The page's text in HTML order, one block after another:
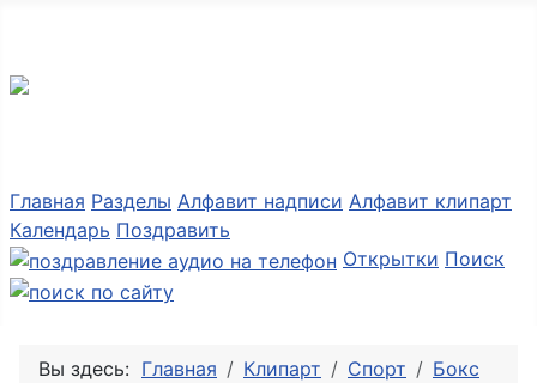
Главная Разделы Алфавит надписи Алфавит клипарт
Календарь Поздравить
Открытки Поиск
Вы здесь: Главная Клипарт Спорт
Бокс